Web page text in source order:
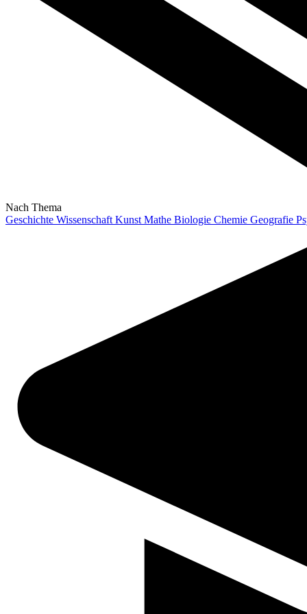
Nach Thema
Geschichte Wissenschaft Kunst Mathe Biologie Chemie Geografie